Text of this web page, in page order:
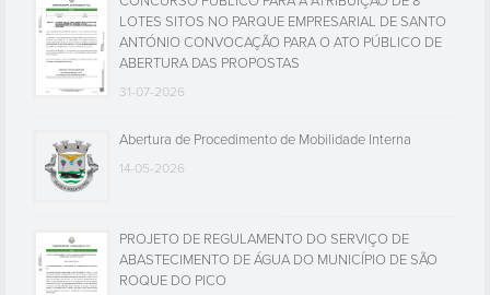
LOTES SITOS NO PARQUE EMPRESARIAL DE SANTO
ANTÓNIO CONVOCAÇÃO PARA O ATO PÚBLICO DE
ABERTURA DAS PROPOSTAS
31-07-2026
Abertura de Procedimento de Mobilidade Interna
14-05-2026
PROJETO DE REGULAMENTO DO SERVIÇO DE
ABASTECIMENTO DE ÁGUA DO MUNICÍPIO DE SÃO
ROQUE DO PICO